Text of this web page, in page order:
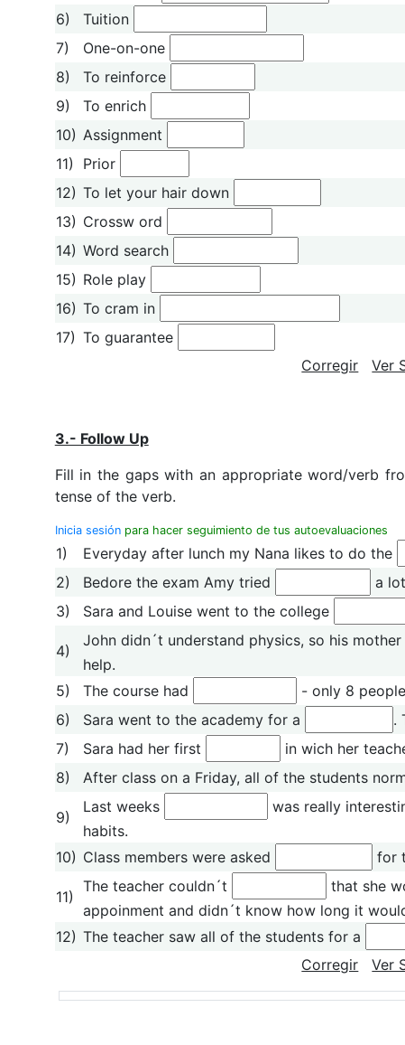
6)
Tuition
7)
One-on-one
8)
To reinforce
9)
To enrich
10) Assignment
11)
Prior
12) To let your hair down
13) Crossw ord
14) Word search
15) Role play
16) To cram in
17) To guarantee
Corregir
Ver
3.- Follow Up
Fill in the gaps with an appropriate word/verb
tense of the verb.
Inicia sesiónpara hacer seguimiento de tus autoevaluaciones
1) Everyday after lunch my Nana likes to do the
2)
Bedore the exam Amy tried
a
3)
Sara and Louise went to the college
4)
John didn´t understand physics, so his
help.
5)
The course had
- only 8
6)
Sara went to the academy for a
.
7)
Sara had her first
in wich her
8)
After class on a Friday, all of the students
9)
Last weeks
was really
habits.
10) Class members were asked for
11)
The teacher couldn´t
that she
appoinment and didn´t know how long it
12) The teacher saw all of the students for a
Corregir
Ver